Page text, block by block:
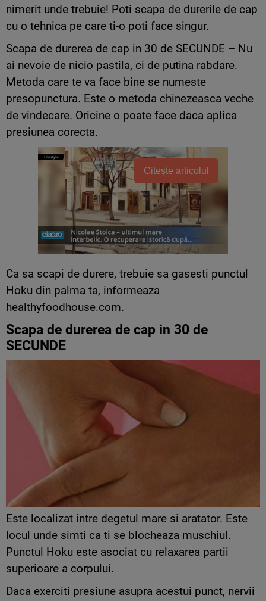
nimerit unde trebuie! Poti scapa de durerile de cap
cu o tehnica pe care ti-o poti face singur.
Scapa de durerea de cap in 30 de SECUNDE – Nu
ai nevoie de nicio pastila, ci de putina rabdare.
Metoda care te va face bine se numeste
presopunctura. Este o metoda chinezeasca veche
de vindecare. Oricine o poate face daca aplica
presiunea corecta.
Citește articolul
Ca sa scapi de durere, trebuie sa gasesti punctul
Hoku din palma ta, informeaza
healthyfoodhouse.com.
Scapa de durerea de cap in 30 de
SECUNDE
Este localizat intre degetul mare si aratator. Este
locul unde simti ca ti se blocheaza muschiul.
Punctul Hoku este asociat cu relaxarea partii
superioare a corpului.
Daca exerciti presiune asupra acestui punct, nervii